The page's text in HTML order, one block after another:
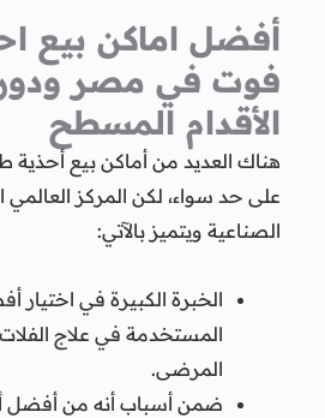
أفضل اماكن بيع
فوت في مصر
الأقدام المسطح
هناك العديد من أماكن بيع أحذية
على حد سواء، لكن المركز
الصناعية ويتميز بالآتي:
الخبرة الكبيرة في اختيار
المستخدمة في علاج
المرضى.
ضمن أسباب أنه من أفضل